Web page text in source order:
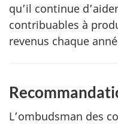
qu’il continue
contribuables à
revenus chaque
L’ombudsman des